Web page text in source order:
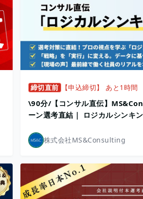
締切直前 【申込締切】 あと1時間
\90分/【コンサル直伝】
ーン選考直結｜ ロジカルシンキ
株式会社MS&Consulting